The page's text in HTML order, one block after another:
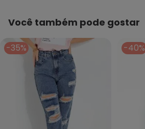
Você também pode gostar
-35% -40%